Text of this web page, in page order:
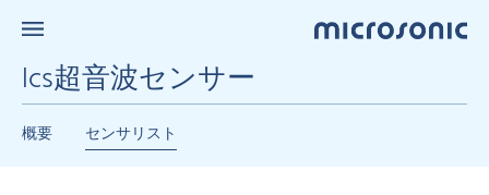
lcs超音波センサー
概要 センサリスト